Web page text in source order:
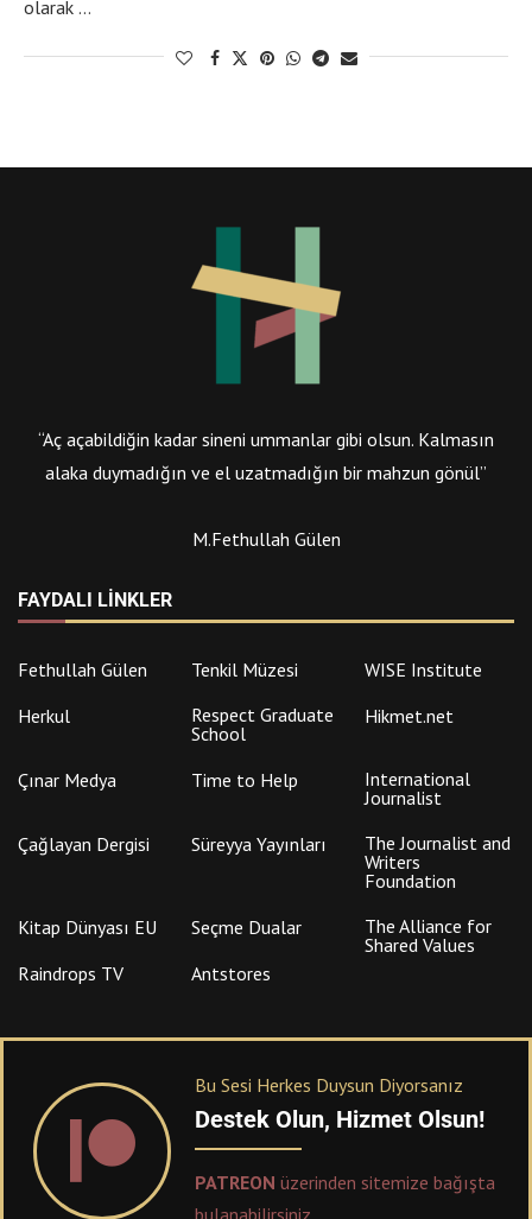
olarak …
“Aç açabildiğin kadar sineni ummanlar gibi olsun. Kalmasın
alaka duymadığın ve el uzatmadığın bir mahzun gönül”
M.Fethullah Gülen
FAYDALI LINKLER
Fethullah Gülen Tenkil Müzesi
WISE Institute
Herkul
Respect Graduate
School
Hikmet.net
Çınar Medya Time to Help
International
Journalist
Çağlayan Dergisi
Süreyya Yayınları
The Journalist and
Writers
Foundation
Kitap Dünyası EU
Seçme Dualar
The Alliance for
Shared Values
Raindrops TV
Antstores
Bu Sesi Herkes Duysun Diyorsanız
Destek Olun, Hizmet Olsun!
PATREON üzerinden sitemize bağışta
bulanabilirsiniz.